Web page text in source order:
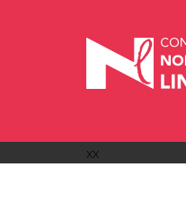
xx